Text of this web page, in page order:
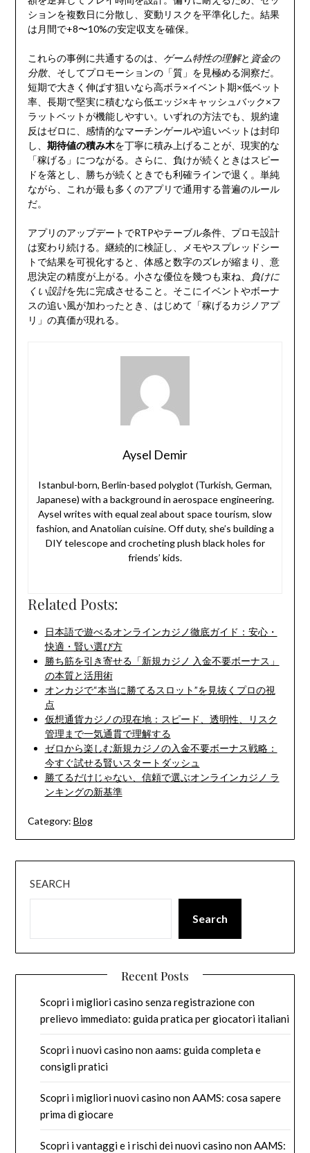
ションを複数日に分散し、変動リスクを平準化した。結果
は月間で+8〜10%の安定収支を確保。
これらの事例に共通するのは、 ゲーム特性の理解と 資金の
分散、そしてプロモーションの「質」を見極める洞察だ。
短期で大きく伸ばす狙いなら高ボラ×イベント期×低ベット
率、長期で堅実に積むなら低エッジ×キャッシュバック×フ
ラットベットが機能しやすい。いずれの方法でも、規約違
反はゼロに、感情的なマーチンゲールや追いベットは封印
し、 期待値の積み木を丁寧に積み上げることが、現実的な
「稼げる」につながる。さらに、負けが続くときはスピー
ドを落とし、勝ちが続くときでも利確ラインで退く。単純
ながら、これが最も多くのアプリで通用する普遍のルール
だ。
アプリのアップデートでRTPやテーブル条件、プロモ設計
は変わり続ける。継続的に検証し、メモやスプレッドシー
トで結果を可視化すると、体感と数字のズレが縮まり、意
思決定の精度が上がる。小さな優位を幾つも束ね、
負けに
くい設計を先に完成させること。そこにイベントやボーナ
スの追い風が加わったとき、はじめて「稼げるカジノアプ
リ」の真価が現れる。
Aysel Demir
Istanbul-born, Berlin-based polyglot (Turkish, German,
Japanese) with a background in aerospace engineering.
Aysel writes with equal zeal about space tourism, slow
fashion, and Anatolian cuisine. Off duty, she’s building a
DIY telescope and crocheting plush black holes for
friends’ kids.
Related Posts:
日本語で遊べるオンラインカジノ徹底ガイド：安心・
快適・賢い選び方
勝ち筋を引き寄せる「新規カジノ 入金不要ボーナス」
の本質と活用術
オンカジで“本当に勝てるスロット”を見抜くプロの視
点
仮想通貨カジノの現在地：スピード、透明性、リスク
管理まで一気通貫で理解する
ゼロから楽しむ新規カジノの入金不要ボーナス戦略：
今すぐ試せる賢いスタートダッシュ
勝てるだけじゃない、信頼で選ぶオンラインカジノ ラ
ンキングの新基準
Category: Blog
SEARCH
Search
Recent Posts
Scopri i migliori casino senza registrazione con
prelievo immediato: guida pratica per giocatori italiani
Scopri i nuovi casino non aams: guida completa e
consigli pratici
Scopri i migliori nuovi casino non AAMS: cosa sapere
prima di giocare
Scopri i vantaggi e i rischi dei nuovi casino non AAMS: